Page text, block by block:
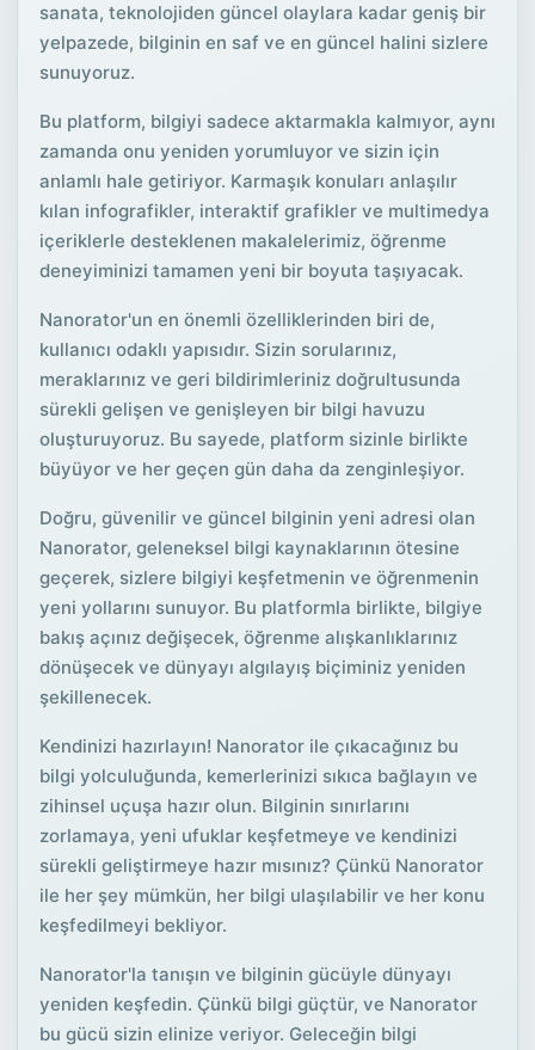
sanata, teknolojiden güncel olaylara kadar geniş bir
yelpazede, bilginin en saf ve en güncel halini sizlere
sunuyoruz.
Bu platform, bilgiyi sadece aktarmakla kalmıyor, aynı
zamanda onu yeniden yorumluyor ve sizin için
anlamlı hale getiriyor. Karmaşık konuları anlaşılır
kılan infografikler, interaktif grafikler ve multimedya
içeriklerle desteklenen makalelerimiz, öğrenme
deneyiminizi tamamen yeni bir boyuta taşıyacak.
Nanorator'un en önemli özelliklerinden biri de,
kullanıcı odaklı yapısıdır. Sizin sorularınız,
meraklarınız ve geri bildirimleriniz doğrultusunda
sürekli gelişen ve genişleyen bir bilgi havuzu
oluşturuyoruz. Bu sayede, platform sizinle birlikte
büyüyor ve her geçen gün daha da zenginleşiyor.
Doğru, güvenilir ve güncel bilginin yeni adresi olan
Nanorator, geleneksel bilgi kaynaklarının ötesine
geçerek, sizlere bilgiyi keşfetmenin ve öğrenmenin
yeni yollarını sunuyor. Bu platformla birlikte, bilgiye
bakış açınız değişecek, öğrenme alışkanlıklarınız
dönüşecek ve dünyayı algılayış biçiminiz yeniden
şekillenecek.
Kendinizi hazırlayın! Nanorator ile çıkacağınız bu
bilgi yolculuğunda, kemerlerinizi sıkıca bağlayın ve
zihinsel uçuşa hazır olun. Bilginin sınırlarını
zorlamaya, yeni ufuklar keşfetmeye ve kendinizi
sürekli geliştirmeye hazır mısınız? Çünkü Nanorator
ile her şey mümkün, her bilgi ulaşılabilir ve her konu
keşfedilmeyi bekliyor.
Nanorator'la tanışın ve bilginin gücüyle dünyayı
yeniden keşfedin. Çünkü bilgi güçtür, ve Nanorator
bu gücü sizin elinize veriyor. Geleceğin bilgi